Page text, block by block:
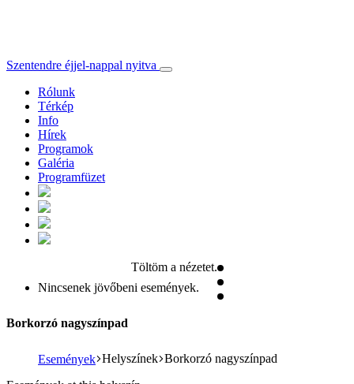
Szentendre éjjel-nappal nyitva
Rólunk
Térkép
Info
Hírek
Programok
Galéria
Programfüzet
Töltöm a nézetet.
Nincsenek jövőbeni események.
Borkorzó nagyszínpad
Események Helyszínek Borkorzó nagyszínpad